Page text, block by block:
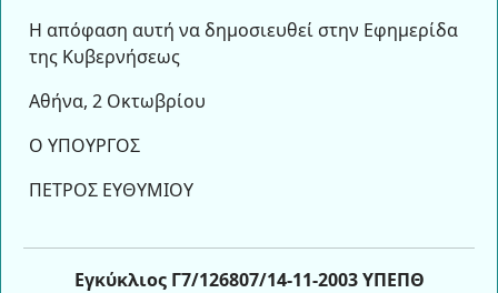
Η απόφαση αυτή να δημοσιευθεί στην Εφημερίδα
της Κυβερνήσεως
Αθήνα, 2 Οκτωβρίου
Ο ΥΠΟΥΡΓΟΣ
ΠΕΤΡΟΣ ΕΥΘΥΜΙΟΥ
Εγκύκλιος Γ7/126807/14-11-2003 ΥΠΕΠΘ